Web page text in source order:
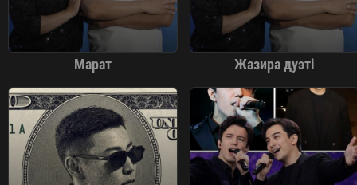
Марат Жазира дуэті